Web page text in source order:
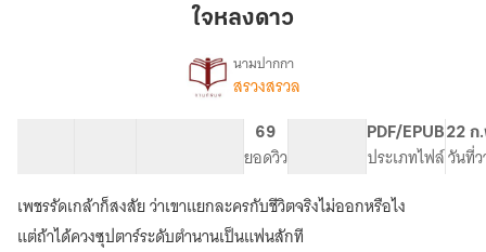
ใจหลงดาว
เรื่อง
หลง
ดาว
(
Ebook
)
นามปากกา
สรวงสรวล
69
ยอดวิว
PDF/EPUB
ประเภทไฟล์
22 ก
วันที่
เพชรรัดเกล้าก็สงสัย ว่าเขาแยกละครกับชีวิตจริงไม่ออกหรือไง
แต่ถ้าได้ควงซุปตาร์ระดับตำนานเป็นแฟนสักที